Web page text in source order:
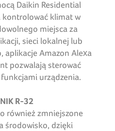
Daikin Residential
kontrolować klimat w
miejsca za
sieci lokalnej lub
aplikacje Amazon Alexa
pozwalają sterować
urządzenia.
R-32
również zmniejszone
środowisko, dzięki